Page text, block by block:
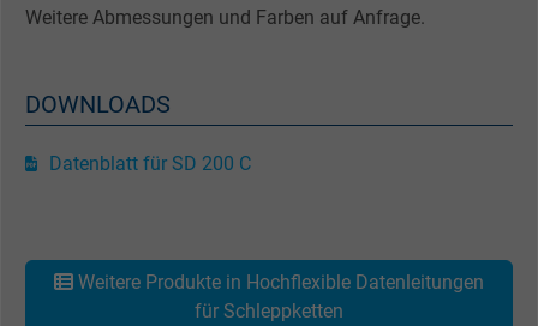
Anbieter Facebook Ireland Ltd.
Zweck
Anzeigenausrichtung und
Weitere Abmessungen und Farben auf Anfrage.
DOWNLOADS
Datenblatt für SD 200 C
Weitere Produkte in Hochflexible Datenleitungen
für Schleppketten